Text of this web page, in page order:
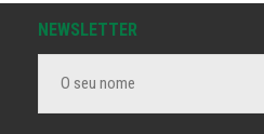
NEWSLETTER